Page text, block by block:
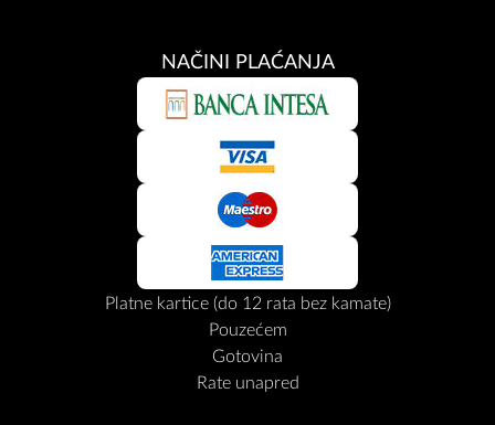
NAČINI PLAĆANJA
Platne kartice (do 12 rata bez kamate)
Pouzećem
Gotovina
Rate unapred